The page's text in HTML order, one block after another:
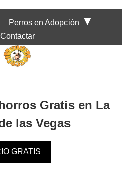
Perros en Adopción ▼
Contactar
Gratis en La
las Vegas
GRATIS